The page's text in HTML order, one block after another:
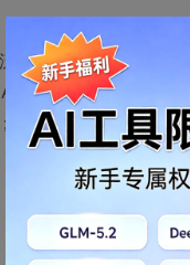
用的 Arduino 软件
UNO R3
如，您可以将